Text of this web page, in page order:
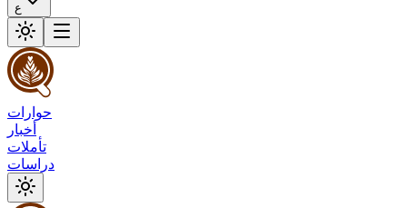
ع
حوارات
أخبار
تأملات
دراسات